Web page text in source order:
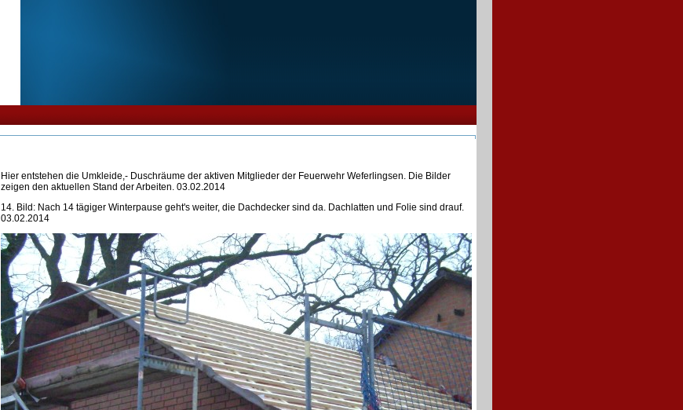
Hier entstehen die Umkleide,- Duschräume der aktiven Mitglieder der Feuerwehr Weferlingsen. Die Bilder
zeigen den aktuellen Stand der Arbeiten. 03.02.2014
14. Bild: Nach 14 tägiger Winterpause geht's weiter, die Dachdecker sind da. Dachlatten und Folie sind drauf.
03.02.2014